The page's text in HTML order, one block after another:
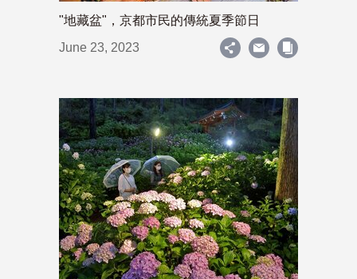
"地藏盆"，京都市民的傳統夏季節日
June 23, 2023